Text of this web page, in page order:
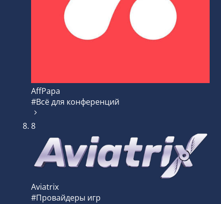
AffPapa
#Всё для конференций
8
Aviatrix
#Провайдеры игр